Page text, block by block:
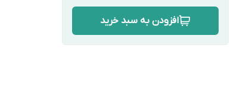
افزودن به سبد خرید